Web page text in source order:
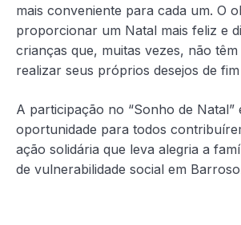
mais conveniente para cada um. O
proporcionar um Natal mais feliz e
crianças que, muitas vezes, não
realizar seus próprios desejos de
A participação no “Sonho de Natal”
oportunidade para todos
ação solidária que leva alegria a
de vulnerabilidade social em